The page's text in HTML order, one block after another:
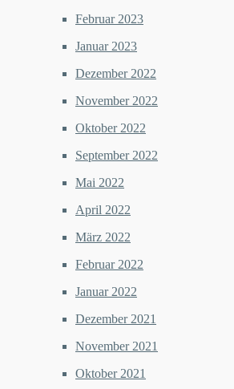
Februar 2023
Januar 2023
Dezember 2022
November 2022
Oktober 2022
September 2022
Mai 2022
April 2022
März 2022
Februar 2022
Januar 2022
Dezember 2021
November 2021
Oktober 2021